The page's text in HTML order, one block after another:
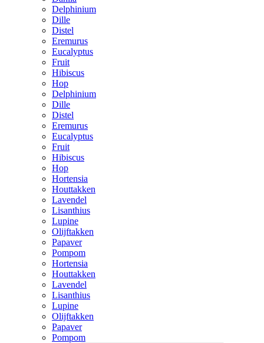
Delphinium
Dille
Distel
Eremurus
Eucalyptus
Fruit
Hibiscus
Hop
Delphinium
Dille
Distel
Eremurus
Eucalyptus
Fruit
Hibiscus
Hop
Hortensia
Houttakken
Lavendel
Lisanthius
Lupine
Olijftakken
Papaver
Pompom
Hortensia
Houttakken
Lavendel
Lisanthius
Lupine
Olijftakken
Papaver
Pompom